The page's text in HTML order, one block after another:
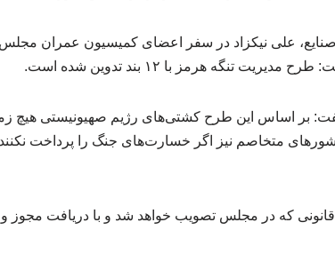
علی نیکزاد در سفر اعضای کمیسیون عمران
تنگه هرمز با ۱۲ بند تدوین شده است.
بر اساس این طرح کشتی‌های رژیم صهیونیستی هیچ
متخاصم نیز اگر خسارت‌های جنگ را پرداخت نکنند
که در مجلس تصویب خواهد شد و با دریافت مجوز و